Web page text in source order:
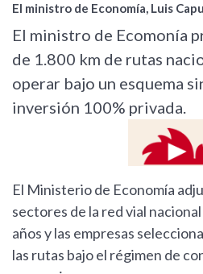
El ministro de Economía, Luis
El ministro de Ecomonía
de 1.800 km de rutas
operar bajo un esquema
inversión 100% privada.
El Ministerio de Economía
sectores de la red vial
años y las empresas
las rutas bajo el régimen de